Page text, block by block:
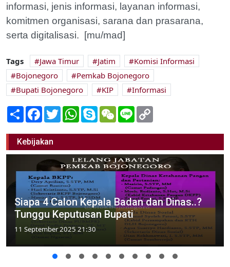
informasi, jenis informasi, layanan informasi,
komitmen organisasi, sarana dan prasarana,
serta digitalisasi. [mu/mad]
Tags Jawa Timur Jatim
Komisi Informasi
Bojonegoro
Pemkab Bojonegoro
Bupati Bojonegoro
KIP
Informasi
Share Facebook
TwitterWhatsApp
SkypeWeChatLine
Kebijakan
Siapa 4 Calon Kepala Badan dan Dinas..?
Tunggu Keputusan Bupati
11 September 2025 21:30